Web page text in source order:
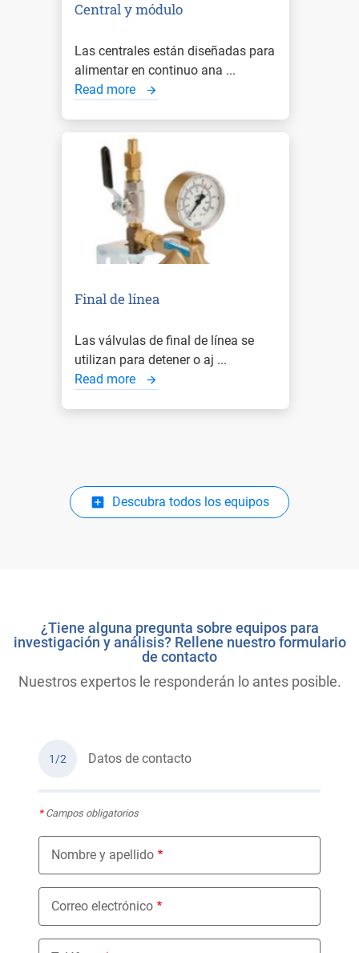
Central y módulo
Las centrales están diseñadas para
alimentar en continuo ana ...
Read more
Final de línea
Las válvulas de final de línea se
utilizan para detener o aj ...
Read more
Descubra todos los equipos
¿Tiene alguna pregunta sobre equipos para
investigación y análisis? Rellene nuestro formulario
de contacto
Nuestros expertos le responderán lo antes posible.
1/2 Datos de contacto
*Campos obligatorios
Nombre y apellido
Correo electrónico